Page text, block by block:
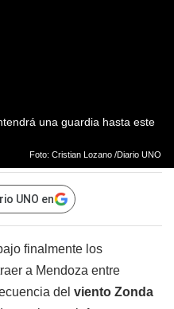
una guardia hasta este
Foto: Cristian Lozano /Diario UNO
UNO en
finalmente los
a Mendoza entre
del viento Zonda